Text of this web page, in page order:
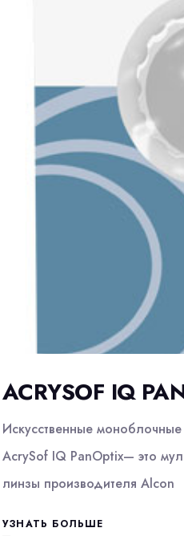
ACRYSOF IQ
Искусственные
AcrySof IQ PanOptix— это
линзы производителя Alcon
УЗНАТЬ БОЛЬШЕ